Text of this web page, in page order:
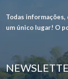
Todas
um único lugar! O